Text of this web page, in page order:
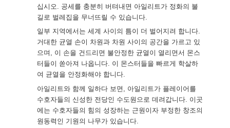
십시오. 공세를 충분히 버텨내면 아일리트가 정화의 불
길로 벌레집을 무너뜨릴 수 있습니다.
일부 지역에서는 세계 사이의 틈이 더 벌어지려 합니다.
거대한 균열 손이 차원과 차원 사이의 공간을 가르고 있
으며, 이 손을 건드리면 불안정한 균열이 열리면서 몬스
터들이 쏟아져 나옵니다. 이 몬스터들을 빠르게 학살하
여 균열을 안정화해야 합니다.
아일리트와 함께 일하다 보면, 아일리트가 플레이어를
수호자들의 신성한 전당인 수도원으로 데려갑니다. 이곳
에는 수호자들의 힘의 성장하는 근원이자 부정한 창조의
원동력인 기원의 나무가 있습니다.